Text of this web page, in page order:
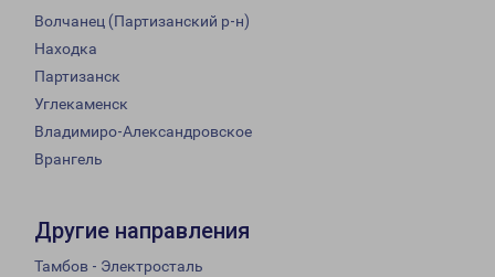
Волчанец (Партизанский р-н)
Находка
Партизанск
Углекаменск
Владимиро-Александровское
Врангель
Другие направления
Тамбов - Электросталь